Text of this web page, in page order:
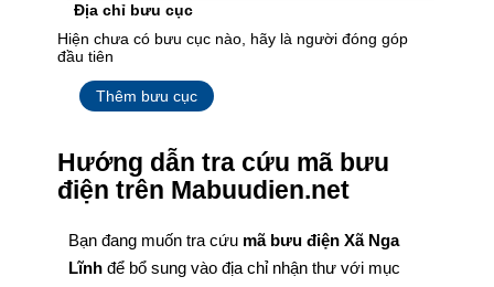
Địa chỉ bưu cục
Hiện chưa có bưu cục nào, hãy là người đóng góp
đầu tiên
Thêm bưu cục
Hướng dẫn tra cứu mã bưu
điện trên Mabuudien.net
Bạn đang muốn tra cứu mã bưu điện Xã Nga
Lĩnh để bổ sung vào địa chỉ nhận thư với mục